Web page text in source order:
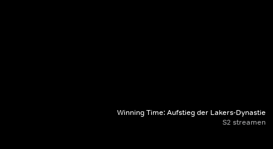
Winning Time: Aufstieg der Lakers-Dynastie
S2 streamen